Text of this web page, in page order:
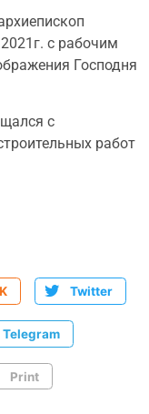
с рабочим
Господня
с
работ
Twitter
Telegram
Print